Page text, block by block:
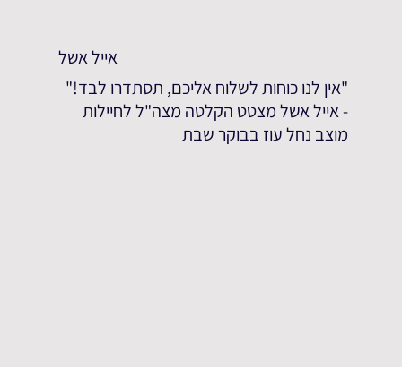
אייל אשל
"אין לנו כוחות לשלוח אליכם, תסתדרו לבד!"
- אייל אשל מצטט הקלטה מצה"ל לחיילות
מוצב נחל עוז בבוקר שבת